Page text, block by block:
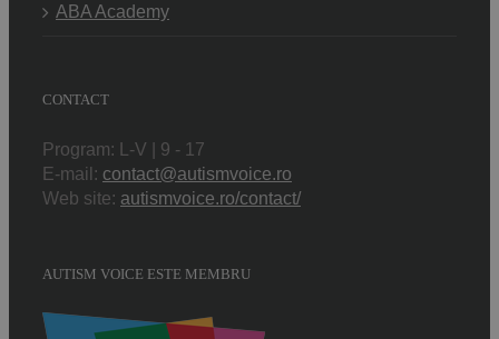
ABA Academy
CONTACT
Program: L-V | 9 - 17
E-mail: contact@autismvoice.ro
Web site: autismvoice.ro/contact/
AUTISM VOICE ESTE MEMBRU